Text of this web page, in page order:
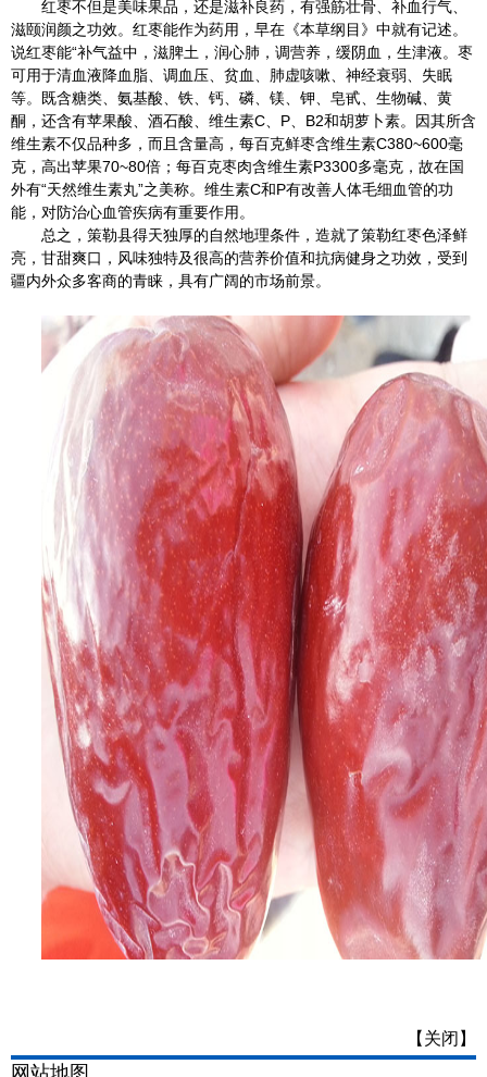
红枣不但是美味果品，还是滋补良药，有强筋壮骨、补血行气、
滋颐润颜之功效。红枣能作为药用，早在《本草纲目》中就有记述。
说红枣能“补气益中，滋脾土，润心肺，调营养，缓阴血，生津液。枣
可用于清血液降血脂、调血压、贫血、肺虚咳嗽、神经衰弱、失眠
等。既含糖类、氨基酸、铁、钙、磷、镁、钾、皂甙、生物碱、黄
酮，还含有苹果酸、酒石酸、维生素C、P、B2和胡萝卜素。因其所含
维生素不仅品种多，而且含量高，每百克鲜枣含维生素C380~600毫
克，高出苹果70~80倍；每百克枣肉含维生素P3300多毫克，故在国
外有“天然维生素丸”之美称。维生素C和P有改善人体毛细血管的功
能，对防治心血管疾病有重要作用。
总之，策勒县得天独厚的自然地理条件，造就了策勒红枣色泽鲜
亮，甘甜爽口，风味独特及很高的营养价值和抗病健身之功效，受到
疆内外众多客商的青睐，具有广阔的市场前景。
【关闭】